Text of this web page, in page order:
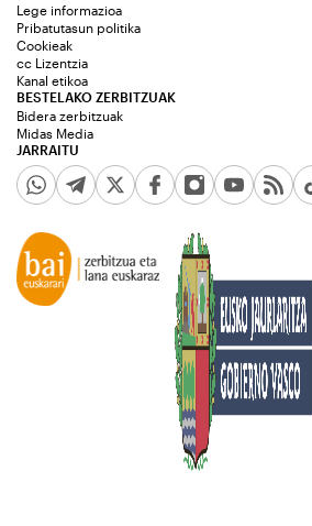
JARRAITU
Lege informazioa
Pribatutasun politika
Cookieak
cc Lizentzia
Kanal etikoa
BESTELAKO ZERBITZUAK
Bidera zerbitzuak
Midas Media